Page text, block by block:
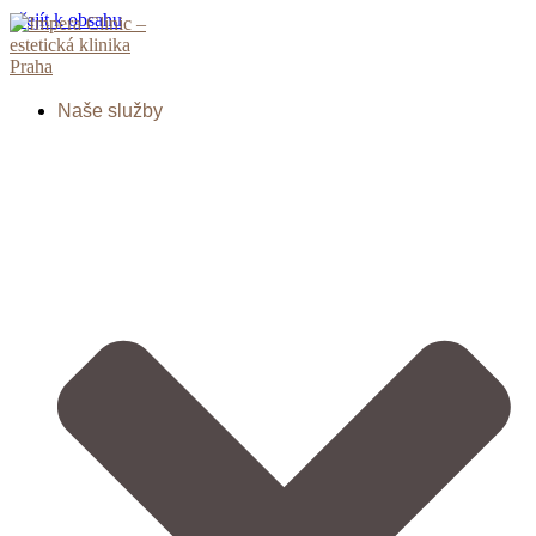
Přejít k obsahu
Naše služby